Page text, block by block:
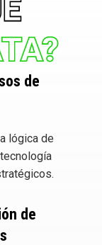
de
lógica de
de